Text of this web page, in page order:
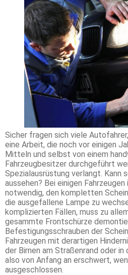
Sicher fragen sich viele
eine Arbeit, die noch vor einigen
Mitteln und selbst von einem
Fahrzeugbesitzer durchgeführt
Spezialausrüstung verlangt.
aussehen? Bei einigen
notwendig, den kompletten
die ausgefallene Lampe zu
komplizierten Fällen, muss zu
gesammte Frontschürze
Befestigungsschrauben der
Fahrzeugen mit derartigen
der Birnen am Straßenrand oder in
also von Anfang an erschwert,
ausgeschlossen.